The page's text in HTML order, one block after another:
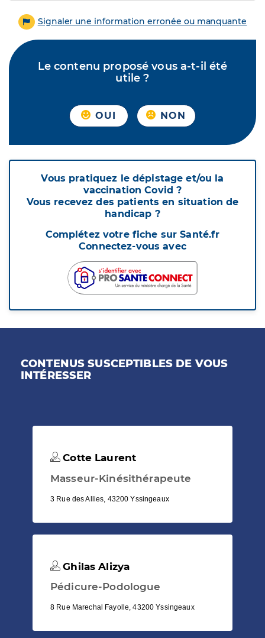
Signaler une information erronée ou manquante
Le contenu proposé vous a-t-il été
utile ?
OUI NON
Vous pratiquez le dépistage et/ou la
vaccination Covid ?
Vous recevez des patients en situation de
handicap ?
Complétez votre fiche sur Santé.fr
Connectez-vous avec
CONTENUS SUSCEPTIBLES DE VOUS
INTÉRESSER
Cotte Laurent
Masseur-Kinésithérapeute
3 Rue des Allies, 43200 Yssingeaux
Ghilas Alizya
Pédicure-Podologue
8 Rue Marechal Fayolle, 43200 Yssingeaux